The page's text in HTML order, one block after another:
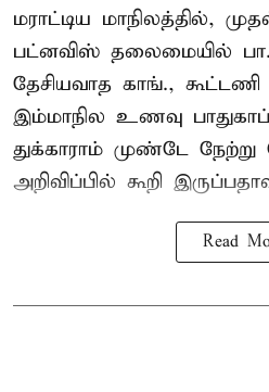
மராட்டிய மாநிலத்தில்,
பட்னவிஸ் தலைமையில்
தேசியவாத காங்., கூட்டணி
இம்மாநில உணவு
துக்காராம் முண்டே நேற்று
அறிவிப்பில் கூறி
Read